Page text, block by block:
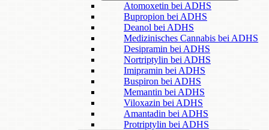
Atomoxetin bei ADHS
Bupropion bei ADHS
Deanol bei ADHS
Medizinisches Cannabis bei ADHS
Desipramin bei ADHS
Nortriptylin bei ADHS
Imipramin bei ADHS
Buspiron bei ADHS
Memantin bei ADHS
Viloxazin bei ADHS
Amantadin bei ADHS
Protriptylin bei ADHS